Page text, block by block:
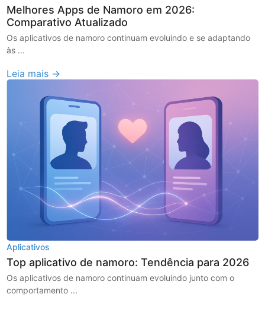
Melhores Apps de Namoro em 2026:
Comparativo Atualizado
Os aplicativos de namoro continuam evoluindo e se adaptando
às ...
Leia mais →
Aplicativos
Top aplicativo de namoro: Tendência para 2026
Os aplicativos de namoro continuam evoluindo junto com o
comportamento ...